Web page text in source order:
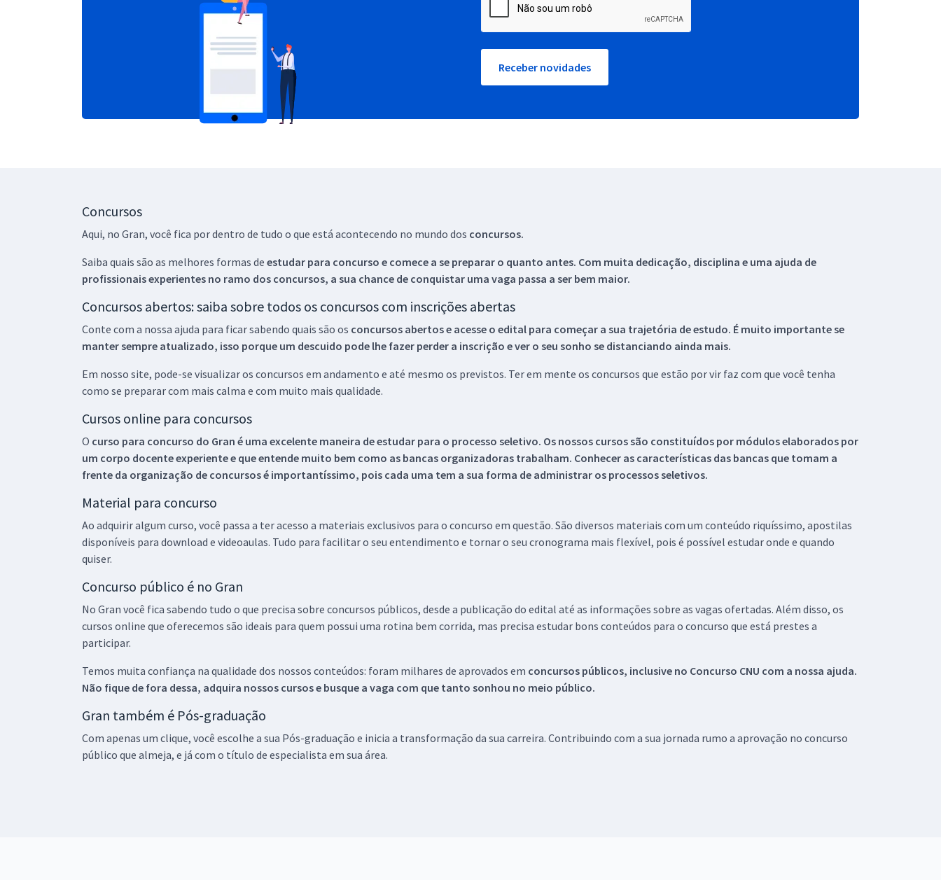
Receber novidades
Concursos
Aqui, no Gran, você fica por dentro de tudo o que está acontecendo no mundo dos concursos.
Saiba quais são as melhores formas de estudar para concurso e comece a se preparar o quanto antes. Com muita dedicação, disciplina e uma ajuda de
profissionais experientes no ramo dos concursos, a sua chance de conquistar uma vaga passa a ser bem maior.
Concursos abertos: saiba sobre todos os concursos com inscrições abertas
Conte com a nossa ajuda para ficar sabendo quais são os concursos abertos e acesse o edital para começar a sua trajetória de estudo. É muito importante se
manter sempre atualizado, isso porque um descuido pode lhe fazer perder a inscrição e ver o seu sonho se distanciando ainda mais.
Em nosso site, pode-se visualizar os concursos em andamento e até mesmo os previstos. Ter em mente os concursos que estão por vir faz com que você tenha
como se preparar com mais calma e com muito mais qualidade.
Cursos online para concursos
O curso para concurso do Gran é uma excelente maneira de estudar para o processo seletivo. Os nossos cursos são constituídos por módulos elaborados por
um corpo docente experiente e que entende muito bem como as bancas organizadoras trabalham. Conhecer as características das bancas que tomam a
frente da organização de concursos é importantíssimo, pois cada uma tem a sua forma de administrar os processos seletivos.
Material para concurso
Ao adquirir algum curso, você passa a ter acesso a materiais exclusivos para o concurso em questão. São diversos materiais com um conteúdo riquíssimo, apostilas
disponíveis para download e videoaulas. Tudo para facilitar o seu entendimento e tornar o seu cronograma mais flexível, pois é possível estudar onde e quando
quiser.
Concurso público é no Gran
No Gran você fica sabendo tudo o que precisa sobre concursos públicos, desde a publicação do edital até as informações sobre as vagas ofertadas. Além disso, os
cursos online que oferecemos são ideais para quem possui uma rotina bem corrida, mas precisa estudar bons conteúdos para o concurso que está prestes a
participar.
Temos muita confiança na qualidade dos nossos conteúdos: foram milhares de aprovados em concursos públicos, inclusive no Concurso CNU com a nossa ajuda.
Não fique de fora dessa, adquira nossos cursos e busque a vaga com que tanto sonhou no meio público.
Gran também é Pós-graduação
Com apenas um clique, você escolhe a sua Pós-graduação e inicia a transformação da sua carreira. Contribuindo com a sua jornada rumo a aprovação no concurso
público que almeja, e já com o título de especialista em sua área.